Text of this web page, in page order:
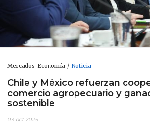
Mercados-Economía Noticia
Chile y México refuerzan
comercio agropecuario y
sostenible
03-oct-2025